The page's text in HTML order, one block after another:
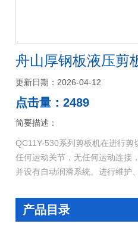
舟山厚钢板液压剪
更新日期：2026-04-12
点击量：2489
简要描述：
QC11Y-530系列剪板机在进行
任何运动关节，无任何运动连接
并设有自动润滑系统。进行维护
产品目录